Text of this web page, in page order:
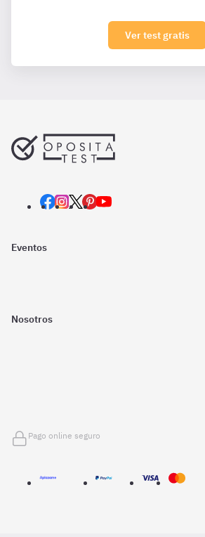
Ver test gratis
Eventos
Nosotros
Pago online seguro